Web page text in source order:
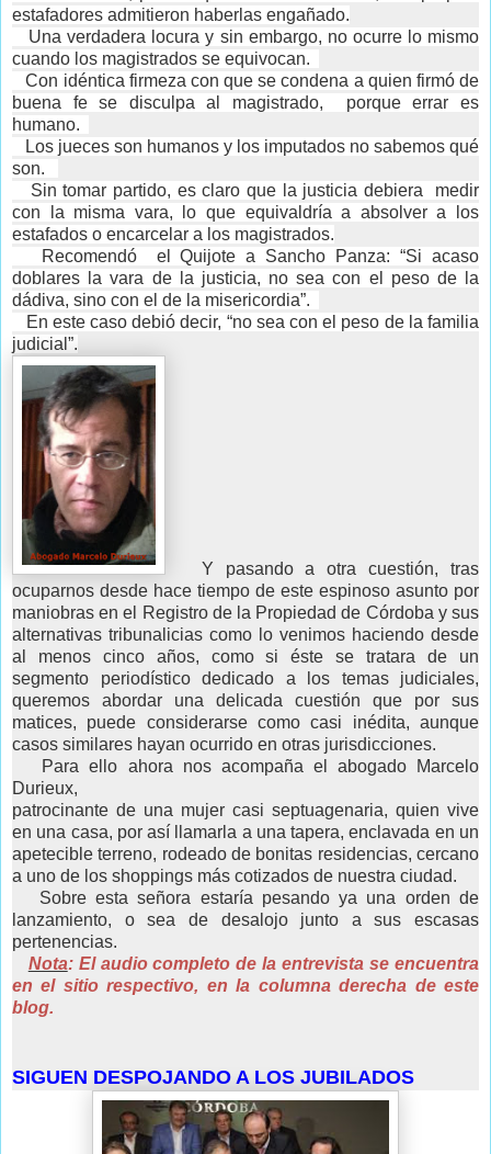
estafadores admitieron haberlas engañado.
Una verdadera locura y sin embargo, no ocurre lo mismo
cuando los magistrados se equivocan.
Con idéntica firmeza con que se condena a quien firmó de
buena fe se disculpa al magistrado, porque errar es
humano.
Los jueces son humanos y los imputados no sabemos qué
son.
Sin tomar partido, es claro que la justicia debiera medir
con la misma vara, lo que equivaldría a absolver a los
estafados o encarcelar a los magistrados.
Recomendó el Quijote a Sancho Panza: “Si acaso
doblares la vara de la justicia, no sea con el peso de la
dádiva, sino con el de la misericordia”.
En este caso debió decir, “no sea con el peso de la familia
judicial”.
Y pasando a otra cuestión, tras
ocuparnos desde hace tiempo de este espinoso asunto por
maniobras en el Registro de la Propiedad de Córdoba y sus
alternativas tribunalicias como lo venimos haciendo desde
al menos cinco años, como si éste se tratara de un
segmento periodístico dedicado a los temas judiciales,
queremos abordar una delicada cuestión que por sus
matices, puede considerarse como casi inédita, aunque
casos similares hayan ocurrido en otras jurisdicciones.
Para ello ahora nos acompaña el abogado Marcelo
Durieux,
patrocinante de una mujer casi septuagenaria, quien vive
en una casa, por así llamarla a una tapera, enclavada en un
apetecible terreno, rodeado de bonitas residencias, cercano
a uno de los shoppings más cotizados de nuestra ciudad.
Sobre esta señora estaría pesando ya una orden de
lanzamiento, o sea de desalojo junto a sus escasas
pertenencias.
Nota: El audio completo de la entrevista se encuentra
en el sitio respectivo, en la columna derecha de este
blog.
SIGUEN DESPOJANDO A LOS JUBILADOS